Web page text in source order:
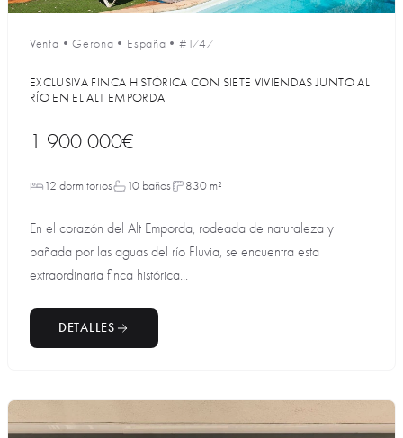
Venta •Gerona • España •#1747
EXCLUSIVA FINCA HISTÓRICA CON SIETE VIVIENDAS JUNTO AL
RÍO EN EL ALT EMPORDA
1 900 000€
12 dormitorios 10 baños 830 m²
En el corazón del Alt Emporda, rodeada de naturaleza y
bañada por las aguas del río Fluvia, se encuentra esta
extraordinaria finca histórica...
DETALLES